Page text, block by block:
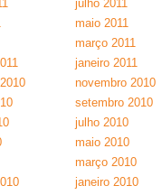
julho 2011
maio 2011
março 2011
janeiro 2011
novembro 2010
setembro 2010
julho 2010
maio 2010
março 2010
janeiro 2010